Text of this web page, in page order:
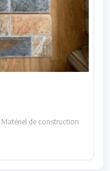
Matériel de construction